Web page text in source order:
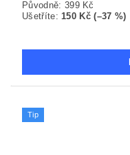
Původně: 399 Kč
Ušetříte:150 Kč (–37 %)
Tip